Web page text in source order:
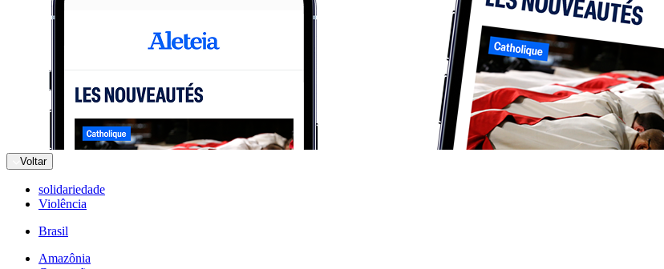
Voltar
solidariedade
Violência
Brasil
Amazônia